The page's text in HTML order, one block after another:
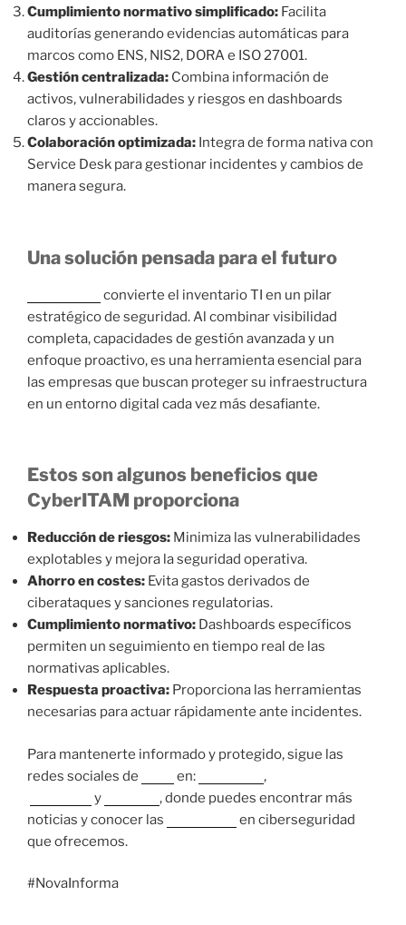
Cumplimiento normativo simplificado: Facilita
auditorías generando evidencias automáticas para
marcos como ENS, NIS2, DORA e ISO 27001.
Gestión centralizada: Combina información de
activos, vulnerabilidades y riesgos en dashboards
claros y accionables.
Colaboración optimizada: Integra de forma nativa con
Service Desk para gestionar incidentes y cambios de
manera segura.
Una solución pensada para el futuro
convierte el inventario TI en un pilar
estratégico de seguridad. Al combinar visibilidad
completa, capacidades de gestión avanzada y un
enfoque proactivo, es una herramienta esencial para
las empresas que buscan proteger su infraestructura
en un entorno digital cada vez más desafiante.
Estos son algunos beneficios que
CyberITAM proporciona
Reducción de riesgos: Minimiza las vulnerabilidades
explotables y mejora la seguridad operativa.
Ahorro en costes: Evita gastos derivados de
ciberataques y sanciones regulatorias.
Cumplimiento normativo: Dashboards específicos
permiten un seguimiento en tiempo real de las
normativas aplicables.
Respuesta proactiva: Proporciona las herramientas
necesarias para actuar rápidamente ante incidentes.
Para mantenerte informado y protegido, sigue las
redes sociales de
en:
,
y
, donde puedes encontrar más
noticias y conocer las
en ciberseguridad
que ofrecemos.
#NovaInforma